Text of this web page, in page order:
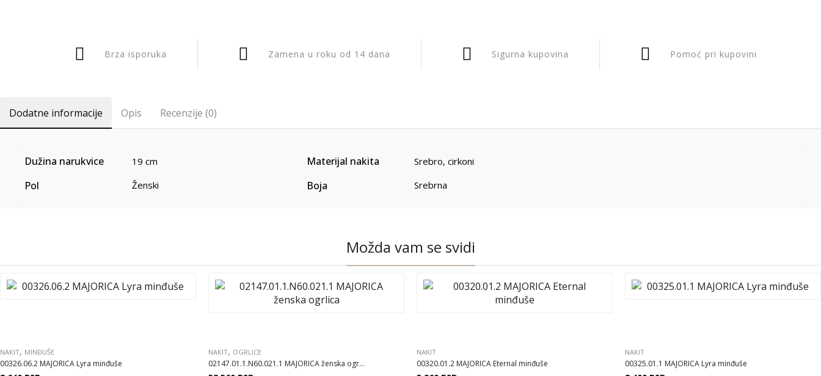
Brza isporuka Zamena u roku od 14 dana Sigurna kupovina Pomoć pri kupovini
Dodatne informacije Opis Recenzije (0)
Dužina narukvice 19 cm Materijal nakita Srebro, cirkoni
Pol Ženski Boja Srebrna
Možda vam se svidi
NAKIT, MINĐUŠE
00326.06.2 MAJORICA Lyra minđuše
NAKIT, OGRLICE
02147.01.1.N60.021.1 MAJORICA ženska ogr...
NAKIT
00320.01.2 MAJORICA Eternal minđuše
NAKIT
00325.01.1 MAJORICA Lyra minđuše